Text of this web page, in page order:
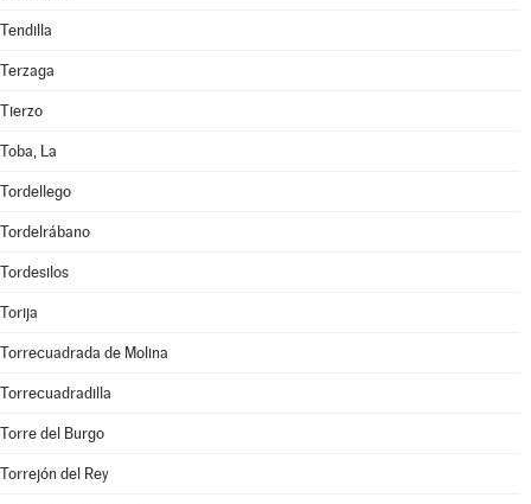
Tendilla
Terzaga
Tierzo
Toba, La
Tordellego
Tordelrábano
Tordesilos
Torija
Torrecuadrada de Molina
Torrecuadradilla
Torre del Burgo
Torrejón del Rey